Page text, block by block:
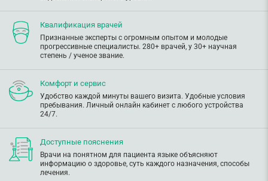
Квалификация врачей
Признанные эксперты с огромным опытом и молодые
прогрессивные специалисты. 280+ врачей, у 30+ научная
степень / ученое звание.
Комфорт и сервис
Удобство каждой минуты вашего визита. Удобные условия
пребывания. Личный онлайн кабинет с любого устройства
24/7.
Доступные пояснения
Врачи на понятном для пациента языке объясняют
информацию о здоровье, суть каждого назначения, способы
лечения.